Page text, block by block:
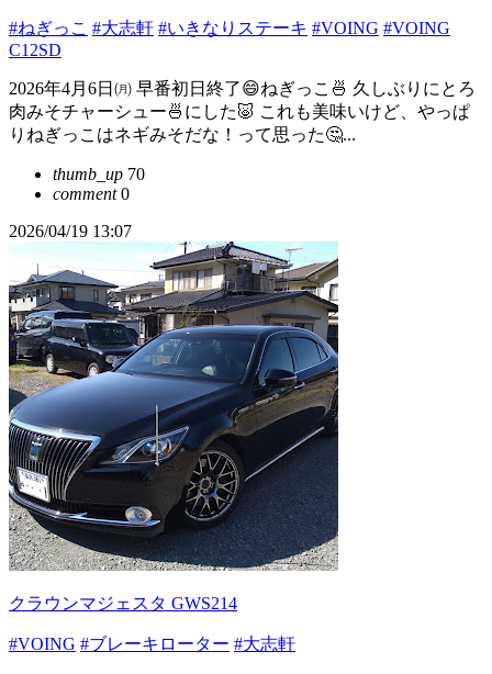
#ねぎっこ #大志軒 #いきなりステーキ #VOING #VOING
C12SD
2026年4月6日㈪ 早番初日終了😄ねぎっこ🍜 久しぶりにとろ
肉みそチャーシュー🍜にした🐷 これも美味いけど、やっぱ
りねぎっこはネギみそだな！って思った🤔...
thumb_up 70
comment0
2026/04/19 13:07
クラウンマジェスタ GWS214
#VOING #ブレーキローター #大志軒